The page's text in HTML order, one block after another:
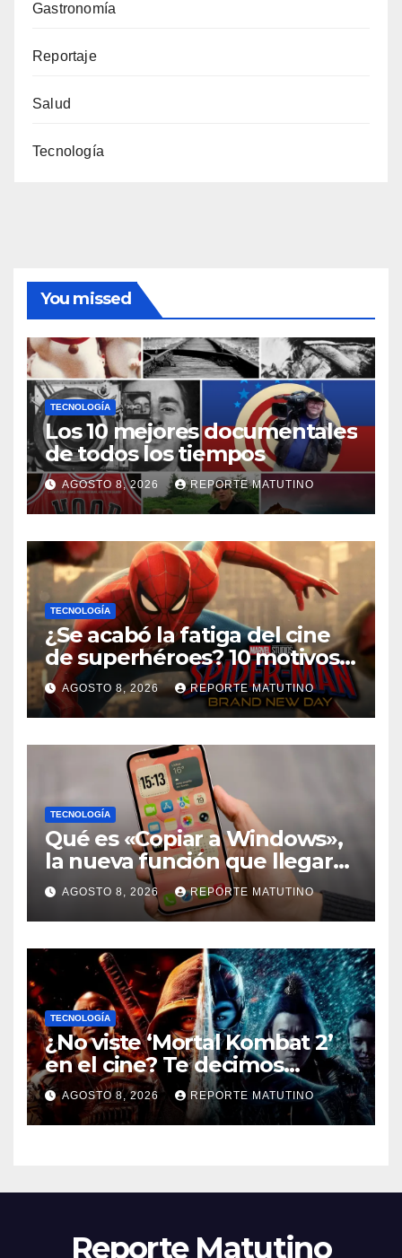
Gastronomía
Reportaje
Salud
Tecnología
You missed
TECNOLOGÍA
Los 10 mejores documentales
de todos los tiempos
AGOSTO 8, 2026 REPORTE MATUTINO
TECNOLOGÍA
¿Se acabó la fatiga del cine
de superhéroes? 10 motivos
por los que ‘Spider-Man:
Brand New Day» desmiente
esa teoría
AGOSTO 8, 2026 REPORTE MATUTINO
TECNOLOGÍA
Qué es «Copiar a Windows»,
la nueva función que llegará
al iPhone solo para Europa
AGOSTO 8, 2026 REPORTE MATUTINO
TECNOLOGÍA
¿No viste ‘Mortal Kombat 2’
en el cine? Te decimos
dónde verla en streaming
ahora mismo y te damos tres
razones para hacerlo
AGOSTO 8, 2026 REPORTE MATUTINO
Reporte Matutino